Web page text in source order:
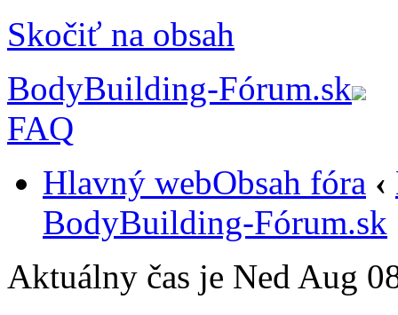
Skočiť na obsah
BodyBuilding-Fórum.sk
FAQ
Hlavný webObsah fóra ‹
BodyBuilding-Fórum.sk
Aktuálny čas je Ned Aug